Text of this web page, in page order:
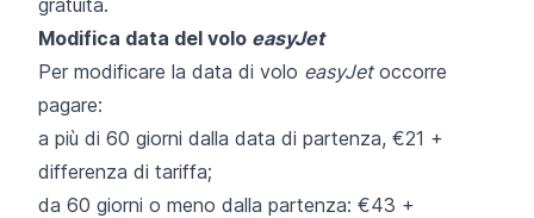
Modifica data del volo easyJet
Per modificare la data di volo easyJetoccorre
pagare:
a più di 60 giorni dalla data di partenza, €21 +
differenza di tariffa;
da 60 giorni o meno dalla partenza: €43 +